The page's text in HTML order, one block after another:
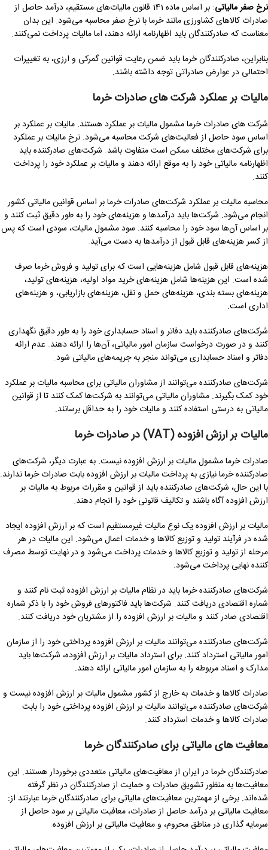
نرخ صفر مالیاتی
: بر اساس ماده 141 قانون مالیات‌های مستقیم، درآمد حاصل از
صادرات کالاهای کشاورزی مانند خرما با نرخ صفر محاسبه می‌شود. این بدان
معناست که صادرکنندگان باید اظهارنامه ارائه دهند، اما مالیات پرداخت نمی‌کنند.
بنابراین، صادرکنندگان خرما باید ضمن رعایت قوانین گمرکی و ارزی، به تغییرات
احتمالی در عوارض صادراتی توجه داشته باشند.
مالیات بر عملکرد شرکت های صادرات خرما
شرکت های صادرات خرما مشمول مالیات بر عملکرد هستند. مالیات بر عملکرد بر
اساس سود حاصل از فعالیت‌های شرکت محاسبه می‌شود. نرخ مالیات بر عملکرد
برای شرکت‌های مختلف ممکن است متفاوت باشد. شرکت‌های صادرکننده باید
اظهارنامه مالیاتی خود را به موقع ارائه دهند و مالیات بر عملکرد خود را پرداخت
کنند.
محاسبه مالیات بر عملکرد شرکت‌های صادرات خرما بر اساس قوانین مالیاتی کشور
انجام می‌شود. شرکت‌ها باید درآمدها و هزینه‌های خود را به طور دقیق ثبت کنند و
بر اساس آن‌ها سود خود را محاسبه کنند. سود مشمول مالیات، سودی است که پس
از کسر هزینه‌های قابل قبول از درآمدها به دست می‌آید.
هزینه‌های قابل قبول شامل هزینه‌هایی است که برای تولید و فروش خرما صرف
شده است. این هزینه‌ها شامل هزینه‌های خرید مواد اولیه، هزینه‌های تولید،
هزینه‌های بسته بندی، هزینه‌های حمل و نقل، هزینه‌های بازاریابی، و هزینه‌های
اداری است.
شرکت‌های صادرکننده باید دفاتر و اسناد حسابداری خود را به طور دقیق نگهداری
کنند و در صورت درخواست سازمان امور مالیاتی، آن‌ها را ارائه دهند. عدم ارائه
دفاتر و اسناد حسابداری می‌تواند منجر به جریمه‌های مالیاتی شود.
شرکت‌های صادرکننده می‌توانند از مشاوران مالیاتی برای محاسبه مالیات بر عملکرد
خود کمک بگیرند. مشاوران مالیاتی می‌توانند به شرکت‌ها کمک کنند تا از قوانین
مالیاتی به درستی استفاده کنند و مالیات خود را به حداقل برسانند.
مالیات بر ارزش افزوده(VAT) در صادرات خرما
صادرات خرما مشمول مالیات بر ارزش افزوده نیست. به عبارت دیگر، شرکت‌های
صادرکننده خرما نیازی به پرداخت مالیات بر ارزش افزوده بابت صادرات خرما ندارند.
با این حال، شرکت‌های صادرکننده باید از قوانین و مقررات مربوط به مالیات بر
ارزش افزوده آگاه باشند و تکالیف قانونی خود را انجام دهند.
مالیات بر ارزش افزوده یک نوع مالیات غیرمستقیم است که بر ارزش افزوده ایجاد
شده در فرآیند تولید و توزیع کالاها و خدمات اعمال می‌شود. این مالیات در هر
مرحله از تولید و توزیع کالاها و خدمات پرداخت می‌شود و در نهایت توسط مصرف
کننده نهایی پرداخت می‌شود.
شرکت‌های صادرکننده خرما باید در نظام مالیات بر ارزش افزوده ثبت نام کنند و
شماره اقتصادی دریافت کنند. شرکت‌ها باید فاکتورهای فروش خود را با ذکر شماره
اقتصادی صادر کنند و مالیات بر ارزش افزوده را از مشتریان خود دریافت کنند.
شرکت‌های صادرکننده می‌توانند مالیات بر ارزش افزوده پرداختی خود را از سازمان
امور مالیاتی استرداد کنند. برای استرداد مالیات بر ارزش افزوده، شرکت‌ها باید
مدارک و اسناد مربوطه را به سازمان امور مالیاتی ارائه دهند.
صادرات کالاها و خدمات به خارج از کشور مشمول مالیات بر ارزش افزوده نیست و
شرکت‌های صادرکننده می‌توانند مالیات بر ارزش افزوده پرداختی خود را بابت
صادرات کالاها و خدمات استرداد کنند.
معافیت های مالیاتی برای صادرکنندگان خرما
صادرکنندگان خرما در ایران از معافیت‌های مالیاتی متعددی برخوردار هستند. این
معافیت‌ها به منظور تشویق صادرات و حمایت از صادرکنندگان در نظر گرفته
شده‌اند. برخی از مهمترین معافیت‌های مالیاتی برای صادرکنندگان خرما عبارتند از:
معافیت مالیاتی بر درآمد حاصل از صادرات، معافیت مالیاتی بر سود حاصل از
سرمایه گذاری در مناطق محروم، و معافیت مالیاتی بر ارزش افزوده.